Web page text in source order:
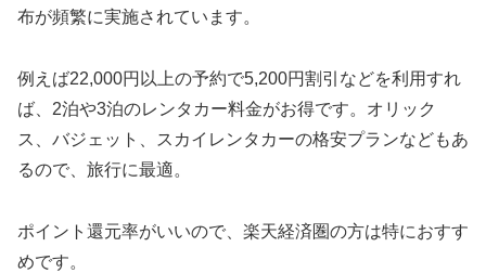
布が頻繁に実施されています。
例えば22,000円以上の予約で5,200円割引などを利用すれ
ば、2泊や3泊のレンタカー料金がお得です。オリック
ス、バジェット、スカイレンタカーの格安プランなどもあ
るので、旅行に最適。
ポイント還元率がいいので、楽天経済圏の方は特におすす
めです。